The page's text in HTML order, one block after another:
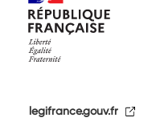
legifrance.gouv.fr